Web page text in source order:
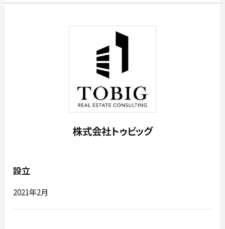
株式会社トゥビッグ
設立
2021年2月